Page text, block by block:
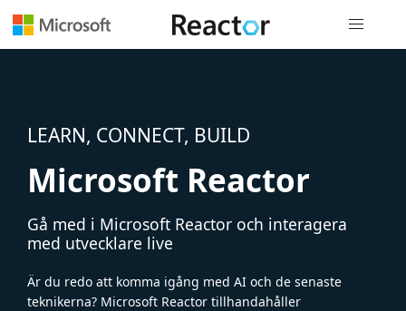
LEARN, CONNECT, BUILD
Microsoft Reactor
Gå med i Microsoft Reactor och interagera
med utvecklare live
Är du redo att komma igång med AI och de senaste
teknikerna? Microsoft Reactor tillhandahåller